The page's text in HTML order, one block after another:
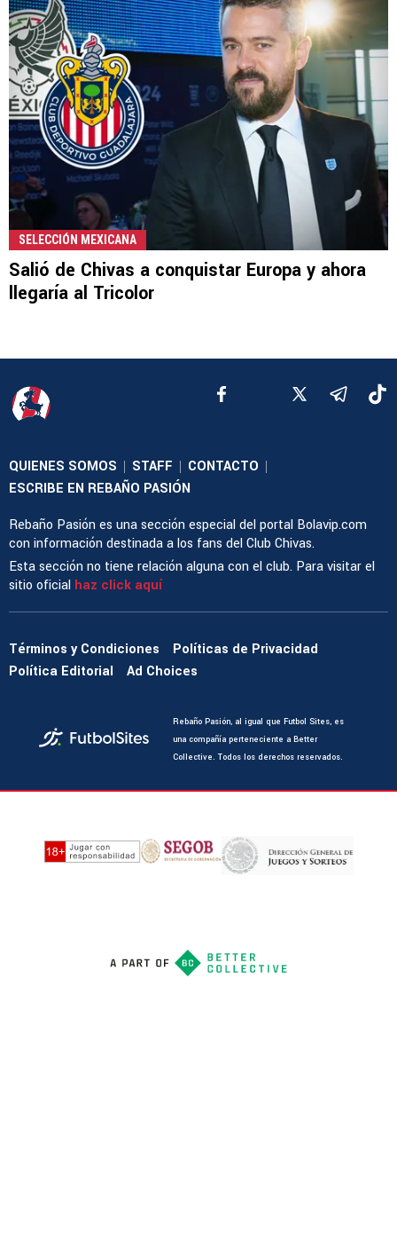
SELECCIÓN MEXICANA
Salió de Chivas a conquistar Europa y ahora
llegaría al Tricolor
QUIENES SOMOS | STAFF | CONTACTO |
ESCRIBE EN REBAÑO PASIÓN
Rebaño Pasión es una sección especial del portal Bolavip.com
con información destinada a los fans del Club Chivas.
Esta sección no tiene relación alguna con el club. Para visitar el
sitio oficial haz click aquí
Términos y Condiciones
Políticas de Privacidad
Política Editorial
Ad Choices
Rebaño Pasión, al igual que Futbol Sites, es
una compañía perteneciente a Better
Collective. Todos los derechos reservados.